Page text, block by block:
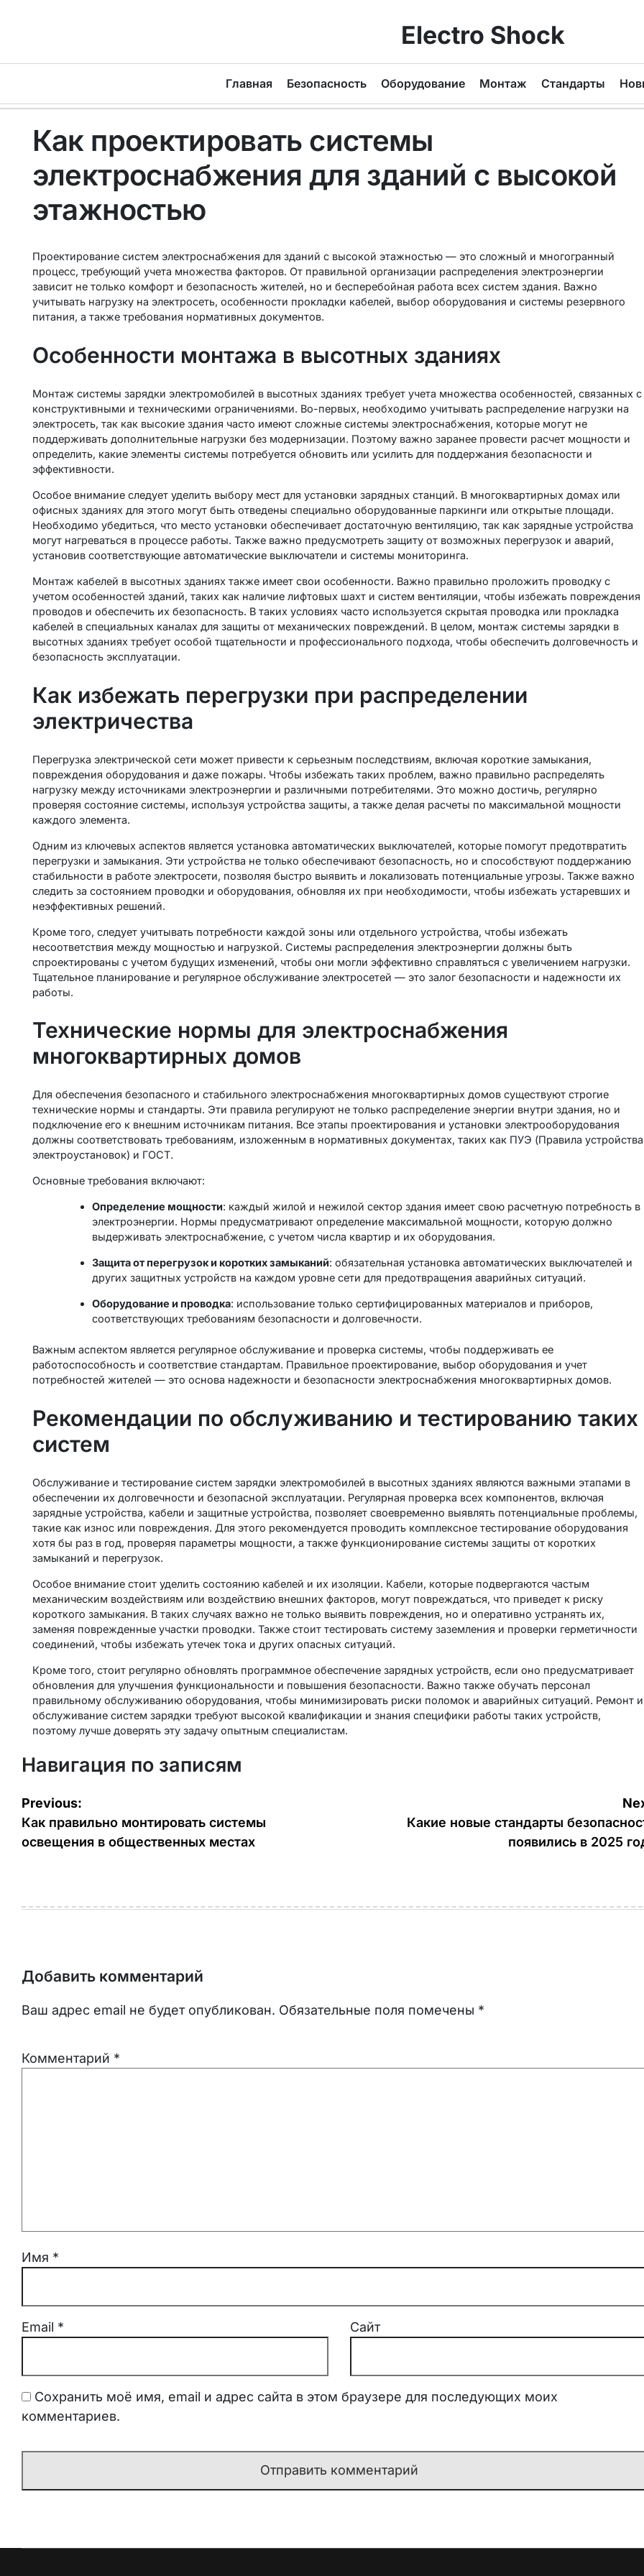
Electro Shock
Главная Безопасность Оборудование Монтаж Стандарты
Как проектировать системы
электроснабжения для зданий с высокой
этажностью
Проектирование систем электроснабжения для зданий с высокой этажностью — это сложный и многогранный
процесс, требующий учета множества факторов. От правильной организации распределения электроэнергии
зависит не только комфорт и безопасность жителей, но и бесперебойная работа всех систем здания. Важно
учитывать нагрузку на электросеть, особенности прокладки кабелей, выбор оборудования и системы резервного
питания, а также требования нормативных документов.
Особенности монтажа в высотных зданиях
Монтаж системы зарядки электромобилей в высотных зданиях требует учета множества особенностей, связанных с
конструктивными и техническими ограничениями. Во-первых, необходимо учитывать распределение нагрузки на
электросеть, так как высокие здания часто имеют сложные системы электроснабжения, которые могут не
поддерживать дополнительные нагрузки без модернизации. Поэтому важно заранее провести расчет мощности и
определить, какие элементы системы потребуется обновить или усилить для поддержания безопасности и
эффективности.
Особое внимание следует уделить выбору мест для установки зарядных станций. В многоквартирных домах или
офисных зданиях для этого могут быть отведены специально оборудованные паркинги или открытые площади.
Необходимо убедиться, что место установки обеспечивает достаточную вентиляцию, так как зарядные устройства
могут нагреваться в процессе работы. Также важно предусмотреть защиту от возможных перегрузок и аварий,
установив соответствующие автоматические выключатели и системы мониторинга.
Монтаж кабелей в высотных зданиях также имеет свои особенности. Важно правильно проложить проводку с
учетом особенностей зданий, таких как наличие лифтовых шахт и систем вентиляции, чтобы избежать повреждения
проводов и обеспечить их безопасность. В таких условиях часто используется скрытая проводка или прокладка
кабелей в специальных каналах для защиты от механических повреждений. В целом, монтаж системы зарядки в
высотных зданиях требует особой тщательности и профессионального подхода, чтобы обеспечить долговечность и
безопасность эксплуатации.
Как избежать перегрузки при распределении
электричества
Перегрузка электрической сети может привести к серьезным последствиям, включая короткие замыкания,
повреждения оборудования и даже пожары. Чтобы избежать таких проблем, важно правильно распределять
нагрузку между источниками электроэнергии и различными потребителями. Это можно достичь, регулярно
проверяя состояние системы, используя устройства защиты, а также делая расчеты по максимальной мощности
каждого элемента.
Одним из ключевых аспектов является установка автоматических выключателей, которые помогут предотвратить
перегрузки и замыкания. Эти устройства не только обеспечивают безопасность, но и способствуют поддержанию
стабильности в работе электросети, позволяя быстро выявить и локализовать потенциальные угрозы. Также важно
следить за состоянием проводки и оборудования, обновляя их при необходимости, чтобы избежать устаревших и
неэффективных решений.
Кроме того, следует учитывать потребности каждой зоны или отдельного устройства, чтобы избежать
несоответствия между мощностью и нагрузкой. Системы распределения электроэнергии должны быть
спроектированы с учетом будущих изменений, чтобы они могли эффективно справляться с увеличением нагрузки.
Тщательное планирование и регулярное обслуживание электросетей — это залог безопасности и надежности их
работы.
Технические нормы для электроснабжения
многоквартирных домов
Для обеспечения безопасного и стабильного электроснабжения многоквартирных домов существуют строгие
технические нормы и стандарты. Эти правила регулируют не только распределение энергии внутри здания, но и
подключение его к внешним источникам питания. Все этапы проектирования и установки электрооборудования
должны соответствовать требованиям, изложенным в нормативных документах, таких как ПУЭ (Правила устройства
электроустановок) и ГОСТ.
Основные требования включают:
Определение мощности: каждый жилой и нежилой сектор здания имеет свою расчетную потребность в
электроэнергии. Нормы предусматривают определение максимальной мощности, которую должно
выдерживать электроснабжение, с учетом числа квартир и их оборудования.
Защита от перегрузок и коротких замыканий: обязательная установка автоматических выключателей и
других защитных устройств на каждом уровне сети для предотвращения аварийных ситуаций.
Оборудование и проводка: использование только сертифицированных материалов и приборов,
соответствующих требованиям безопасности и долговечности.
Важным аспектом является регулярное обслуживание и проверка системы, чтобы поддерживать ее
работоспособность и соответствие стандартам. Правильное проектирование, выбор оборудования и учет
потребностей жителей — это основа надежности и безопасности электроснабжения многоквартирных домов.
Рекомендации по обслуживанию и тестированию таких
систем
Обслуживание и тестирование систем зарядки электромобилей в высотных зданиях являются важными этапами в
обеспечении их долговечности и безопасной эксплуатации. Регулярная проверка всех компонентов, включая
зарядные устройства, кабели и защитные устройства, позволяет своевременно выявлять потенциальные проблемы,
такие как износ или повреждения. Для этого рекомендуется проводить комплексное тестирование оборудования
хотя бы раз в год, проверяя параметры мощности, а также функционирование системы защиты от коротких
замыканий и перегрузок.
Особое внимание стоит уделить состоянию кабелей и их изоляции. Кабели, которые подвергаются частым
механическим воздействиям или воздействию внешних факторов, могут повреждаться, что приведет к риску
короткого замыкания. В таких случаях важно не только выявить повреждения, но и оперативно устранять их,
заменяя поврежденные участки проводки. Также стоит тестировать систему заземления и проверки герметичности
соединений, чтобы избежать утечек тока и других опасных ситуаций.
Кроме того, стоит регулярно обновлять программное обеспечение зарядных устройств, если оно предусматривает
обновления для улучшения функциональности и повышения безопасности. Важно также обучать персонал
правильному обслуживанию оборудования, чтобы минимизировать риски поломок и аварийных ситуаций. Ремонт и
обслуживание систем зарядки требуют высокой квалификации и знания специфики работы таких устройств,
поэтому лучше доверять эту задачу опытным специалистам.
Навигация по записям
Previous:
Как правильно монтировать системы
освещения в общественных местах
Какие новые стандарты
появились в 2025
Добавить комментарий
Ваш адрес email не будет опубликован. Обязательные поля помечены *
Комментарий *
Имя *
Email * Сайт
Сохранить моё имя, email и адрес сайта в этом браузере для последующих моих
комментариев.